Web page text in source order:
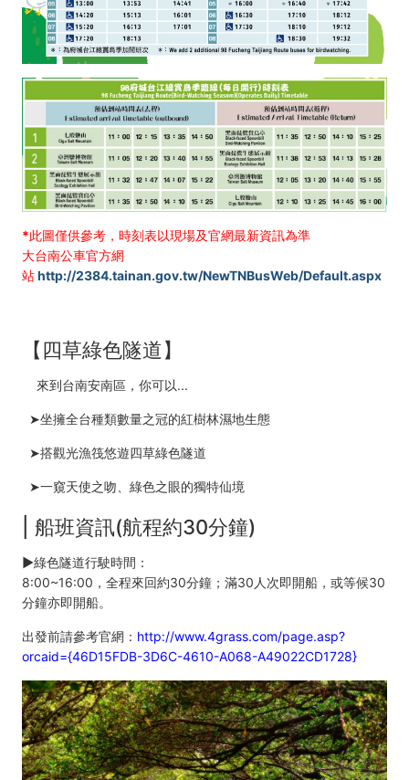
*此圖僅供參考，時刻表以現場及官網最新資訊為準
大台南公車官方網
站http://2384.tainan.gov.tw/NewTNBusWeb/Default.aspx
【四草綠色隧道】
來到台南安南區，你可以...
➤坐擁全台種類數量之冠的紅樹林濕地生態
➤搭觀光漁筏悠遊四草綠色隧道
➤一窺天使之吻、綠色之眼的獨特仙境
| 船班資訊(航程約30分鐘)
►綠色隧道行駛時間：
8:00~16:00，全程來回約30分鐘；滿30人次即開船，或等候30
分鐘亦即開船。
出發前請參考官網： http://www.4grass.com/page.asp?
orcaid={46D15FDB-3D6C-4610-A068-A49022CD1728}